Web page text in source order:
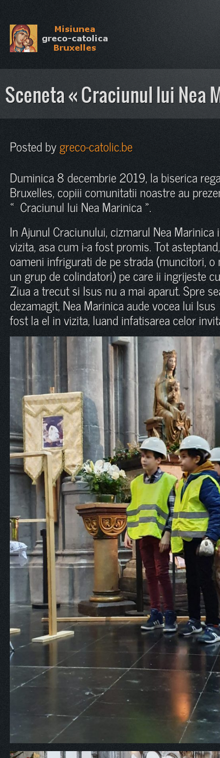
Sceneta « Craciunul lui Nea
Posted bygreco-catolic.be
Duminica 8 decembrie 2019, la biserica
Bruxelles, copiii comunitatii noastre au
« Craciunul lui Nea Marinica ».
In Ajunul Craciunului, cizmarul Nea
vizita, asa cum i-a fost promis. Tot
oameni infrigurati de pe strada (muncitori, o
un grup de colindatori) pe care ii ingrijeste
Ziua a trecut si Isus nu a mai aparut. Spre
dezamagit, Nea Marinica aude vocea lui
fost la el in vizita, luand infatisarea celor